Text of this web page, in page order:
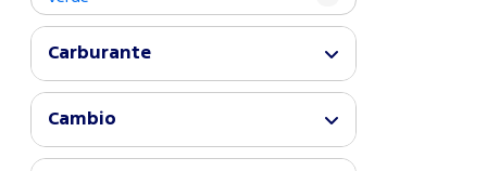
Carburante
Cambio